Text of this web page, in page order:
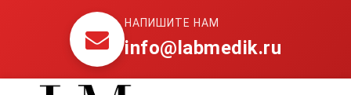
НАПИШИТЕ НАМ
info@labmedik.ru